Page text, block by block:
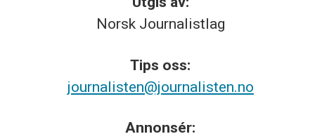
Norsk Journalistlag
Tips oss:
journalisten@journalisten.no
Annonsér: